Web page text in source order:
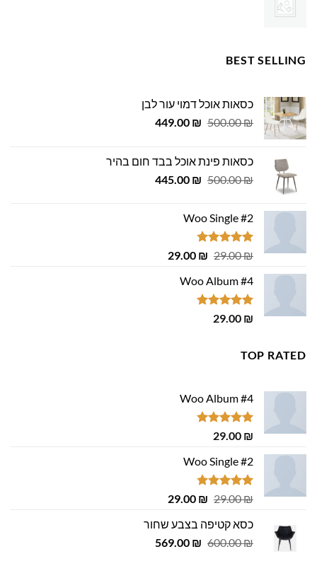
BEST SELLING
כסאות אוכל דמוי עור לבן
500.00₪
המחיר
500.00 ₪.
449.00 ₪
המחיר
449.00 ₪.
כסאות פינת אוכל בבד חום בהיר
500.00₪
המחיר
500.00 ₪.
445.00 ₪
המחיר
Woo Single #2
דורג4.75
29.00₪
המחיר
היה:
29.00 ₪.
29.00 ₪
המחיר
Woo Album #4
דורג5.00
29.00 ₪
TOP RATED
Woo Album #4
דורג5.00
29.00 ₪
Woo Single #2
דורג4.75
29.00₪
המחיר
היה:
29.00 ₪.
29.00 ₪
המחיר
הוא:
29.00 ₪.
כסא קטיפה בצבע שחור
600.00₪
המחיר
569.00 ₪
המחיר